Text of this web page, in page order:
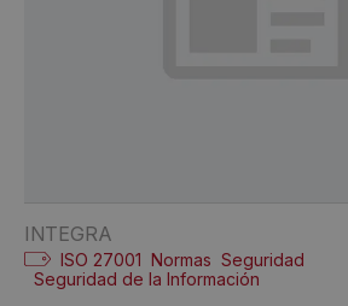
INTEGRA
ISO 27001 Normas Seguridad
Seguridad de la Información